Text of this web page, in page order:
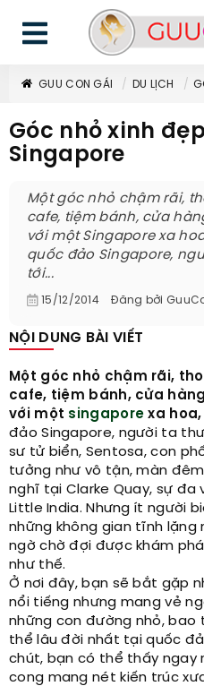
GUU CON GÁI DU LỊCH
Góc nhỏ xinh
Singapore
Một góc nhỏ chậm rãi,
cafe, tiệm bánh, cửa
với một Singapore xa
quốc đảo Singapore,
tới...
15/12/2014 Đăng bởi
NỘI DUNG BÀI VIẾT
Một góc nhỏ chậm rãi,
cafe, tiệm bánh, cửa
với một singapore xa
đảo Singapore, người ta
sư tử biển, Sentosa, con
tưởng như vô tận, màn
nghĩ tại Clarke Quay, sự đa
Little India. Nhưng ít người
những không gian tĩnh lặng
ngờ chờ đợi được khám
như thế.
Ở nơi đây, bạn sẽ bắt gặp
nổi tiếng nhưng mang vẻ
những con đường nhỏ, bao
thể lâu đời nhất tại quốc
chút, bạn có thể thấy ngay
cong mang nét kiến trúc